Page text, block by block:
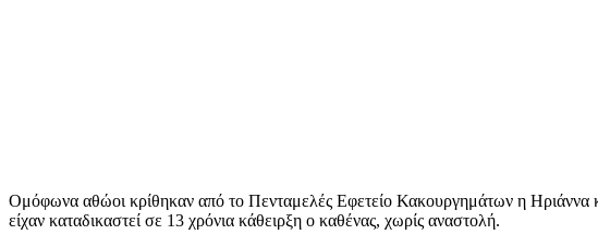
Ομόφωνα αθώοι κρίθηκαν από το Πενταμελές Εφετείο Κακουργημάτων η
είχαν καταδικαστεί σε 13 χρόνια κάθειρξη ο καθένας, χωρίς αναστολή.